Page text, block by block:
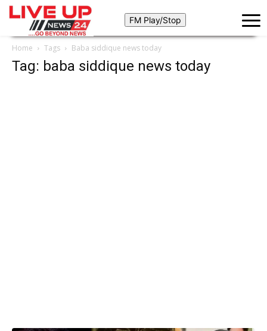
Home Tags Baba siddique news today
Tag: baba siddique news today